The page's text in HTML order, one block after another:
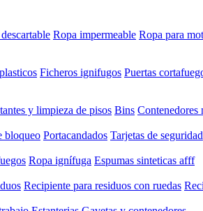
Ropa impermeable Ropa para
Ficheros ignifugos Puertas
y limpieza de pisos Bins Contenedores
bloqueo Portacandados Tarjetas de seguridad
Ropa ignífuga Espumas sinteticas afff
Recipiente para residuos con ruedas